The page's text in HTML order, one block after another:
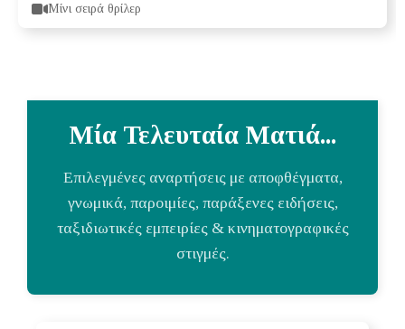
Μίνι σειρά θρίλερ
Μία Τελευταία Ματιά...
Επιλεγμένες αναρτήσεις με αποφθέγματα,
γνωμικά, παροιμίες, παράξενες ειδήσεις,
ταξιδιωτικές εμπειρίες & κινηματογραφικές
στιγμές.